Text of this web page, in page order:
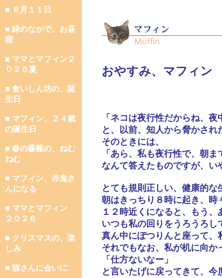
■ ８月１１日
■ 緑のなかで、お昼
寝
■ ママとマフィン２
０２６夏
■ 食いしん坊の、誕
生日
■ マフィン、２４歳
の誕生日
■ 春の薔薇の、ねむ
ねむ
■ マフィン、赤鬼さ
んになる
■ ママとマフィン
２０２６
■ クリスマスの、楽
しみ
■ 猫さんに会いに
おやすみ、マフィン
「ネコは夜行性だからね、
と、以前、知人から脅かされ
そのときには、
「あら、私も夜行性で、朝
なんて答えたものですが、い
とても規則正しい、健康的な
朝はきっちり８時に起き、時
１２時近くになると、もう
いつも私の回りをうろうろ
真ん中にぽつりんと座って、
それでもなお、私が机に向か
「仕方ないなー」
と言いたげに戻ってきて、